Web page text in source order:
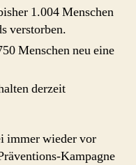
1.004 Menschen
verstorben.
Menschen neu eine
derzeit
immer wieder vor
Kampagne